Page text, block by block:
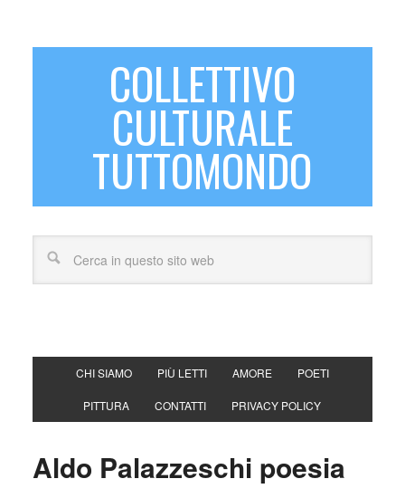
COLLETTIVO
CULTURALE
TUTTOMONDO
CHI SIAMO PIÙ LETTI AMORE POETI
PITTURA CONTATTI PRIVACY POLICY
Aldo Palazzeschi poesia